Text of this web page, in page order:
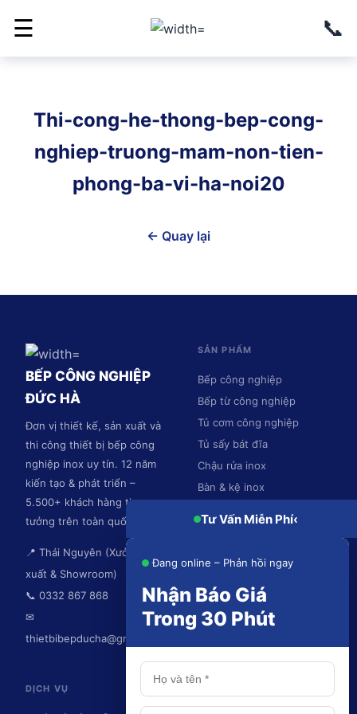
☰ 📞
Thi-cong-he-thong-bep-cong-
nghiep-truong-mam-non-tien-
phong-ba-vi-ha-noi20
← Quay lại
BẾP CÔNG NGHIỆP
ĐỨC HÀ
Đơn vị thiết kế, sản xuất và
thi công thiết bị bếp công
nghiệp inox uy tín. 12 năm
kiến tạo & phát triển –
5.500+ khách hàng tin
tưởng trên toàn quốc.
📍 Thái Nguyên (Xưởng sản
xuất & Showroom)
📞 0332 867 868
✉
thietbibepducha@gmail.com
SẢN PHẨM
Bếp công nghiệp
Bếp từ công nghiệp
Tủ cơm công nghiệp
Tủ sấy bát đĩa
Chậu rửa inox
Bàn & kệ inox
DỊCH VỤ
Tư Vấn Miễn Phí‹
Đang online – Phản hồi ngay
Nhận Báo Giá
Trong 30 Phút